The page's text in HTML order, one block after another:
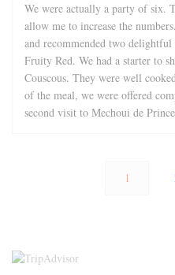
We were actually a party of six.
allow me to increase the
and recommended two
Fruity Red. We had a starter to
Couscous. They were well
of the meal, we were offered
second visit to Mechoui de
1